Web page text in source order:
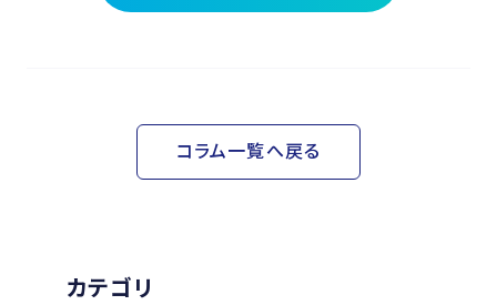
コラム一覧へ戻る
カテゴリ